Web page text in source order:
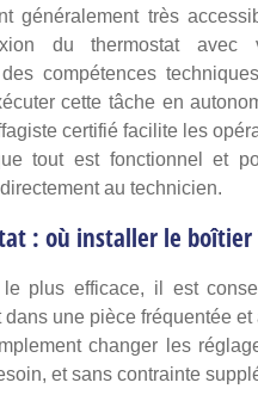
généralement très
du thermostat avec
compétences
cette tâche en
certifié facilite les
tout est fonctionnel et
au technicien.
: où installer le boîtier
le plus efficace, il est
dans une pièce fréquentée
changer les
et sans contrainte